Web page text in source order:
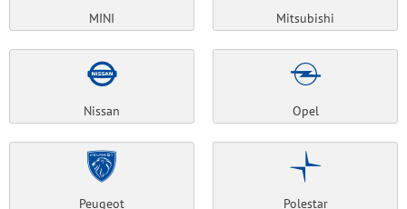
MINI Mitsubishi
Nissan Opel
Peugeot Polestar